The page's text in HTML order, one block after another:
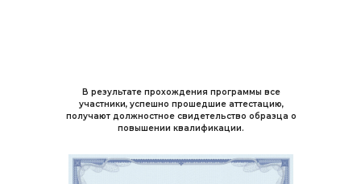
В результате прохождения программы все
участники, успешно прошедшие аттестацию,
получают должностное свидетельство образца о
повышении квалификации.